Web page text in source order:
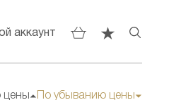
аккаунт
цены По убыванию цены